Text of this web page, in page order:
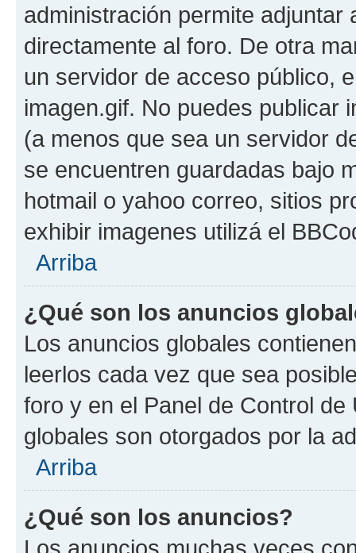
administración permite
directamente al foro. De otra
un servidor de acceso público,
imagen.gif. No puedes publicar
(a menos que sea un servidor
se encuentren guardadas bajo
hotmail o yahoo correo, sitios
exhibir imagenes utilizá el
Arriba
¿Qué son los anuncios
Los anuncios globales
leerlos cada vez que sea
foro y en el Panel de Control
globales son otorgados por la
Arriba
¿Qué son los anuncios?
Los anuncios muchas veces